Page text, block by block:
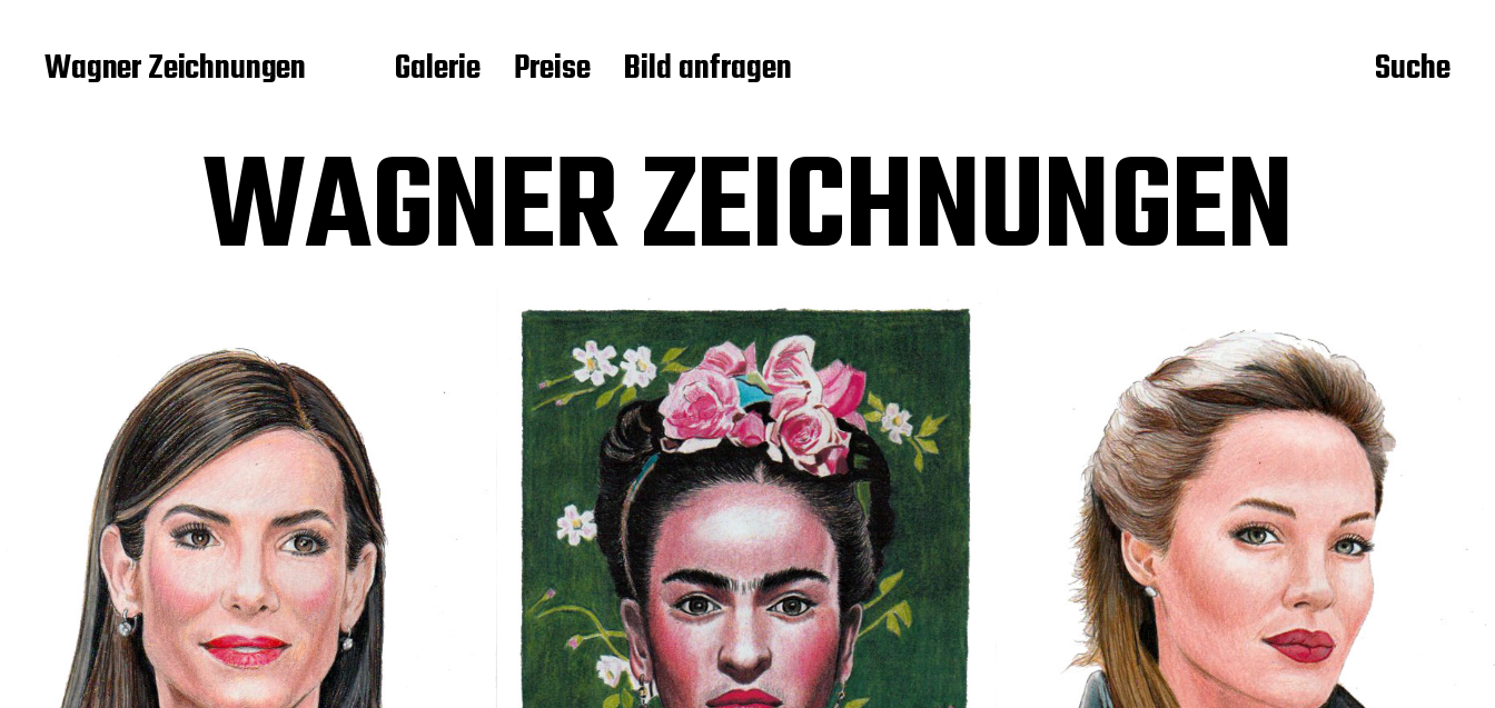
Wagner Zeichnungen Galerie Preise Bild anfragen Suche
WAGNER ZEICHNUNGEN